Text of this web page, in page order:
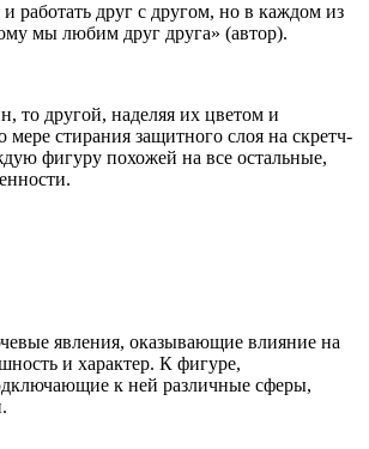
работать друг с другом, но в каждом из
мы любим друг друга» (автор).
то другой, наделяя их цветом и
стирания защитного слоя на скретч-
фигуру похожей на все остальные,
явления, оказывающие влияние на
и характер. К фигуре,
к ней различные сферы,